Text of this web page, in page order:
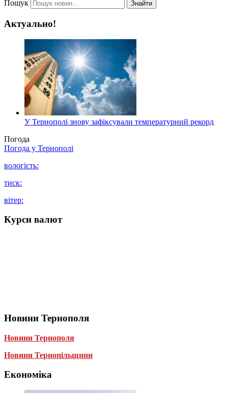
Пошук Знайти
Актуально!
У Тернополі знову зафіксували температурний рекорд
Погода
Погода у Тернополі
вологість:
тиск:
вітер:
Курси валют
Новини Тернополя
Новини Тернополя
Новини Тернопільщини
Економіка